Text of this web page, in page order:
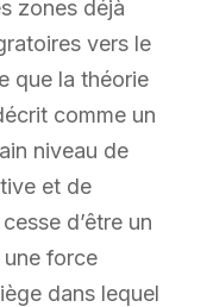
zones déjà
vers le
que la théorie
comme un
niveau de
et de
d’être un
force
dans lequel